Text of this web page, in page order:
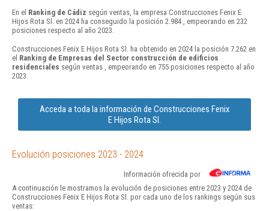
En el Ranking de Cádiz según ventas, la empresa Construcciones Fenix E
Hijos Rota Sl. en 2024 ha conseguido la posición 2.984 , empeorando en 232
posiciones respecto al año 2023.
Construcciones Fenix E Hijos Rota Sl. ha obtenido en 2024 la posición 7.262 en
el Ranking de Empresas del Sector construcción de edificios
residenciales según ventas , empeorando en 755 posiciones respecto al año
2023.
Acceda a toda la información de Construcciones Fenix
E Hijos Rota Sl.
Evolución posiciones 2023 - 2024
Información ofrecida por
A continuación le mostramos la evolución de posiciones entre 2023 y 2024 de
Construcciones Fenix E Hijos Rota Sl. por cada uno de los rankings según sus
ventas: